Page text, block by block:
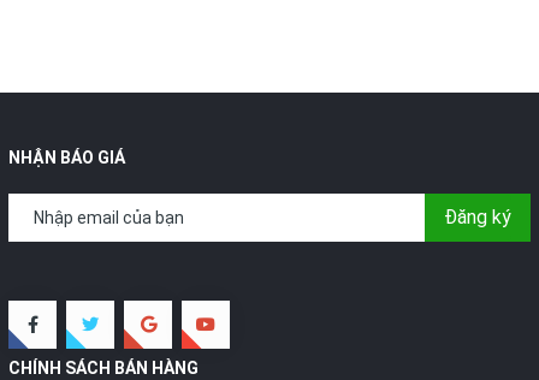
NHẬN BÁO GIÁ
Đăng ký
CHÍNH SÁCH BÁN HÀNG